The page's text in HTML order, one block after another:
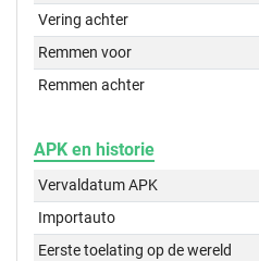
Vering achter
Remmen voor
Remmen achter
APK en historie
Vervaldatum APK
Importauto
Eerste toelating op de wereld